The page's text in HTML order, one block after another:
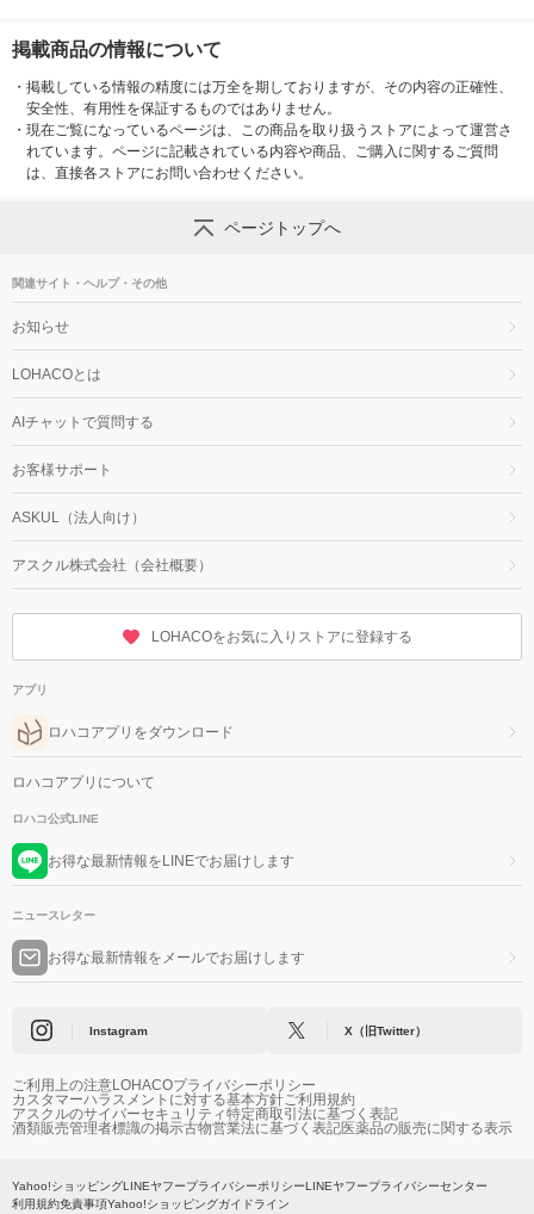
掲載商品の情報について
・ 掲載している情報の精度には万全を期しておりますが、その内容の正確性、
安全性、有用性を保証するものではありません。
・ 現在ご覧になっているページは、この商品を取り扱うストアによって運営さ
れています。ページに記載されている内容や商品、ご購入に関するご質問
は、直接各ストアにお問い合わせください。
ページトップへ
関連サイト・ヘルプ・その他
お知らせ
LOHACOとは
AIチャットで質問する
お客様サポート
ASKUL（法人向け）
アスクル株式会社（会社概要）
LOHACOをお気に入りストアに登録する
アプリ
ロハコアプリをダウンロード
ロハコアプリについて
ロハコ公式LINE
お得な最新情報をLINEでお届けします
ニュースレター
お得な最新情報をメールでお届けします
Instagram X（旧Twitter）
ご利用上の注意LOHACOプライバシーポリシー
カスタマーハラスメントに対する基本方針ご利用規約
アスクルのサイバーセキュリティ特定商取引法に基づく表記
酒類販売管理者標識の掲示古物営業法に基づく表記医薬品の販売に関する表示
Yahoo!ショッピングLINEヤフープライバシーポリシーLINEヤフープライバシーセンター
利用規約免責事項Yahoo!ショッピングガイドライン